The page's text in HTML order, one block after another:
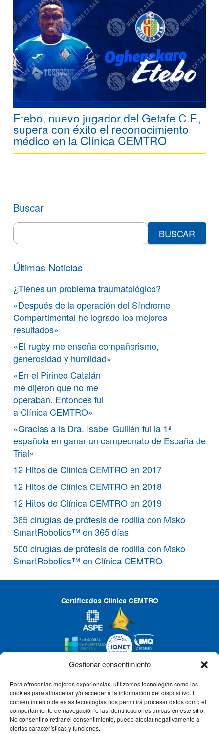
Gestionar consentimiento
Para ofrecer las mejores experiencias, utilizamos tecnologías como las
cookies para almacenar y/o acceder a la información del dispositivo. El
consentimiento de estas tecnologías nos permitirá procesar datos como el
comportamiento de navegación o las identificaciones únicas en este sitio.
No consentir o retirar el consentimiento, puede afectar negativamente a
ciertas características y funciones.
Etebo, nuevo jugador del Getafe C.F.,
supera con éxito el reconocimiento
médico en la Clínica CEMTRO
Buscar
Search
for:
Últimas Noticias
¿Tienes un problema traumatológico?
«Después de la operación del Síndrome
Compartimental he logrado los mejores
resultados»
«El rugby me enseña compañerismo,
generosidad y humildad»
«En el Pirineo Catalán
me dijeron que no me
operaban. Entonces fui
a Clínica CEMTRO»
«Gracias a la Dra. Isabel Guillén fui la 1ª
española en ganar un campeonato de España de
Trial»
12 Hitos de Clínica CEMTRO en 2017
12 Hitos de Clínica CEMTRO en 2018
12 Hitos de Clínica CEMTRO en 2019
365 cirugías de prótesis de rodilla con Mako
SmartRobotics™ en 365 días
500 cirugías de prótesis de rodilla con Mako
SmartRobotics™ en Clínica CEMTRO
Certificados Clínica CEMTRO
CLÍNICA CEMTRO
QUIÉNES SOMOS